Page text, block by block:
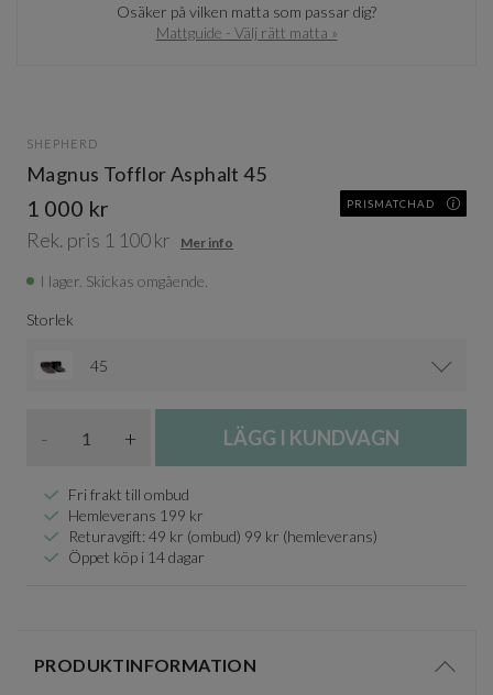
Osäker på vilken matta som passar dig?
Mattguide - Välj rätt matta »
SHEPHERD
Magnus Tofflor Asphalt 45
1 000 kr PRISMATCHAD
Rek. pris 1 100 kr Mer info
I lager. Skickas omgående.
Storlek
45
- + LÄGG I KUNDVAGN
Fri frakt till ombud
Hemleverans 199 kr
Returavgift: 49 kr (ombud) 99 kr (hemleverans)
Öppet köp i 14 dagar
PRODUKTINFORMATION
Visa/